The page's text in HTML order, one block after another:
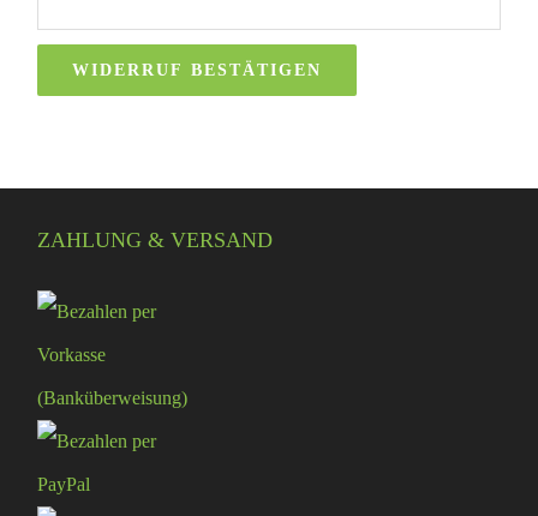
WIDERRUF BESTÄTIGEN
ZAHLUNG & VERSAND